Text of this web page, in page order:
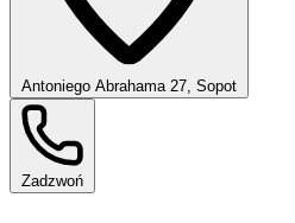
Antoniego Abrahama 27, Sopot
Zadzwoń